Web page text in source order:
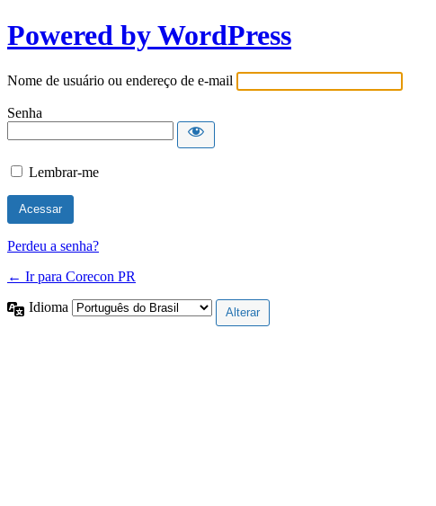
Powered by WordPress
Nome de usuário ou endereço de e-mail
Senha
Lembrar-me
Perdeu a senha?
← Ir para Corecon PR
Idioma